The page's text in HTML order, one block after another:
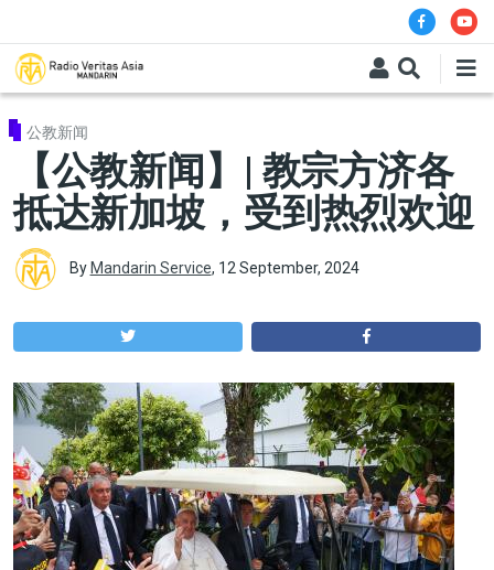
公教新闻
【公教新闻】| 教宗方济各
抵达新加坡，受到热烈欢迎
By Mandarin Service, 12 September, 2024